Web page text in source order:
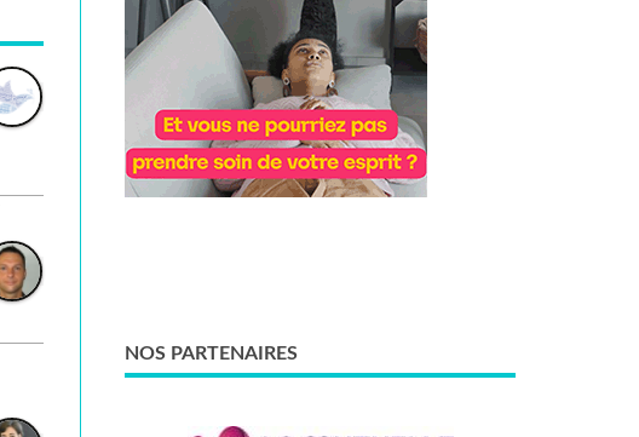
NOS PARTENAIRES